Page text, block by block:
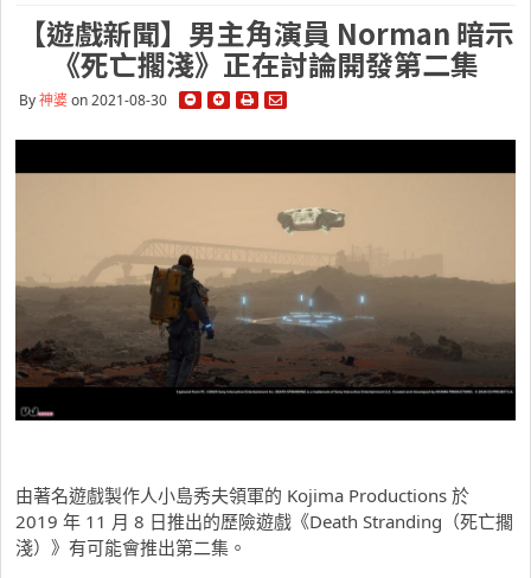
【遊戲新聞】男主角演員 Norman 暗示
《死亡擱淺》正在討論開發第二集
By神婆on 2021-08-30
由著名遊戲製作人小島秀夫領軍的 Kojima Productions 於
2019 年 11 月 8 日推出的歷險遊戲《Death Stranding（死亡擱
淺）》有可能會推出第二集。